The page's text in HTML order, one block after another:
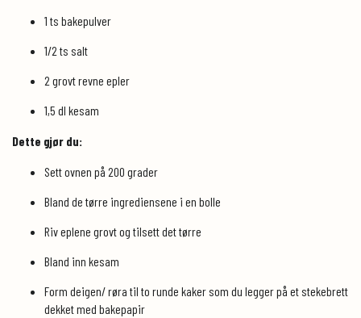
1 ts bakepulver
1/2 ts salt
2 grovt revne epler
1,5 dl kesam
Dette gjør du:
Sett ovnen på 200 grader
Bland de tørre ingrediensene i en bolle
Riv eplene grovt og tilsett det tørre
Bland inn kesam
Form deigen/ røra til to runde kaker som du legger på et stekebrett
dekket med bakepapir